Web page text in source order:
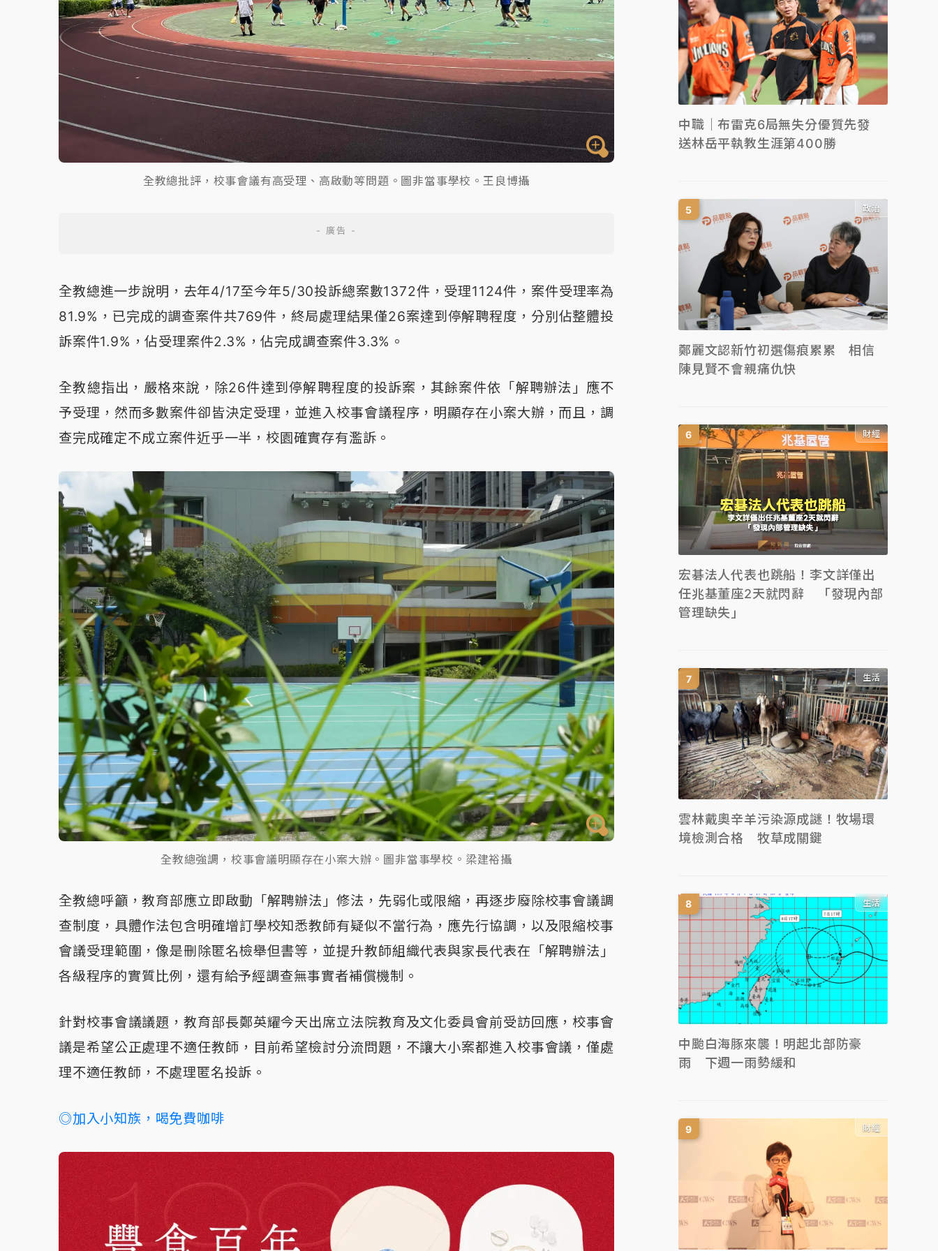
全教總批評，校事會議有高受理、高啟動等問題。圖非當事學校。王良博攝
全教總進一步說明，去年4/17至今年5/30投訴總案數1372件，受理1124件，案件受理率為
81.9%，已完成的調查案件共769件，終局處理結果僅26案達到停解聘程度，分別佔整體投
訴案件1.9%，佔受理案件2.3%，佔完成調查案件3.3%。
全教總指出，嚴格來說，除26件達到停解聘程度的投訴案，其餘案件依「解聘辦法」應不
予受理，然而多數案件卻皆決定受理，並進入校事會議程序，明顯存在小案大辦，而且，調
查完成確定不成立案件近乎一半，校園確實存有濫訴。
全教總強調，校事會議明顯存在小案大辦。圖非當事學校。梁建裕攝
全教總呼籲，教育部應立即啟動「解聘辦法」修法，先弱化或限縮，再逐步廢除校事會議調
查制度，具體作法包含明確增訂學校知悉教師有疑似不當行為，應先行協調，以及限縮校事
會議受理範圍，像是刪除匿名檢舉但書等，並提升教師組織代表與家長代表在「解聘辦法」
各級程序的實質比例，還有給予經調查無事實者補償機制。
針對校事會議議題，教育部長鄭英耀今天出席立法院教育及文化委員會前受訪回應，校事會
議是希望公正處理不適任教師，目前希望檢討分流問題，不讓大小案都進入校事會議，僅處
理不適任教師，不處理匿名投訴。
◎加入小知族，喝免費咖啡
中職｜布雷克6局無失分優質先發
送林岳平執教生涯第400勝
政治
鄭麗文認新竹初選傷痕累累 相信
陳見賢不會親痛仇快
財經
宏碁法人代表也跳船！李文詳僅出
任兆基董座2天就閃辭 「發現內部
管理缺失」
生活
雲林戴奧辛羊污染源成謎！牧場環
境檢測合格 牧草成關鍵
生活
中颱白海豚來襲！明起北部防豪
雨 下週一雨勢緩和
財經